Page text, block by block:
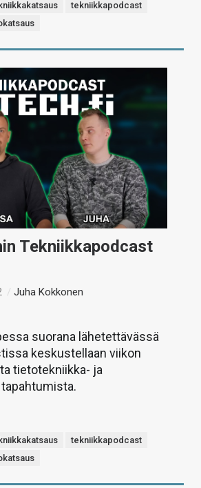
tekniikkapodcast
Tekniikkapodcast
/Juha Kokkonen
suorana lähetettävässä
keskustellaan viikon
tietotekniikka- ja
tekniikkapodcast